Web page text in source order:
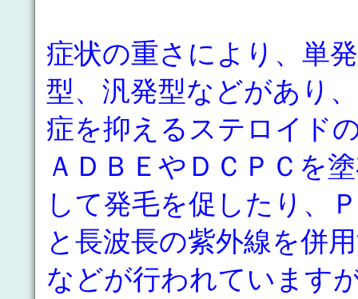
症状の重さにより、単
型、汎発型などがあり
症を抑えるステロイド
ＡＤＢＥやＤＣＰＣを
して発毛を促したり、
と長波長の紫外線を併
などが行われています